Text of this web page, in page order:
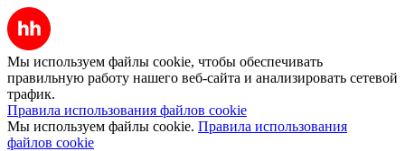
Мы используем файлы cookie, чтобы обеспечивать
правильную работу нашего веб-сайта и анализировать сетевой
трафик.
Правила использования файлов cookie
Мы используем файлы cookie. Правила использования
файлов cookie